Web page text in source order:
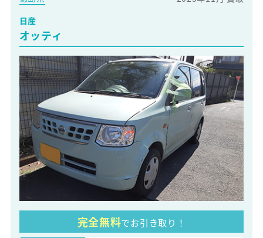
日産
オッティ
完全無料でお引き取り！